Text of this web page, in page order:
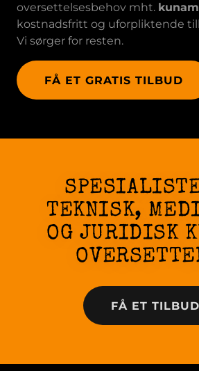
oversettelsesbehov mht.
kostnadsfritt og uforpliktende
Vi sørger for resten.
FÅ ET GRATIS TILBUD
TEKNISK,
OG JURIDISK
FÅ ET TILBUD